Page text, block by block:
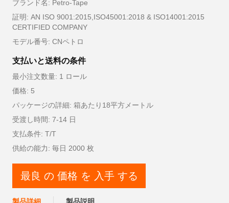
ブランド名: Petro-Tape
証明: AN ISO 9001:2015,ISO45001:2018 & ISO14001:2015
CERTIFIED COMPANY
モデル番号: CNペトロ
支払いと送料の条件
最小注文数量: 1 ロール
価格: 5
パッケージの詳細: 箱あたり18平方メートル
受渡し時間: 7-14 日
支払条件: T/T
供給の能力: 毎日 2000 枚
最良 の 価格 を 入手 する